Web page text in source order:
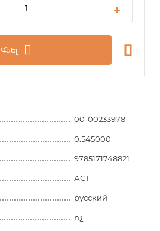
Գնել
00-00233978
0.545000
9785171748821
АСТ
русский
ոչ